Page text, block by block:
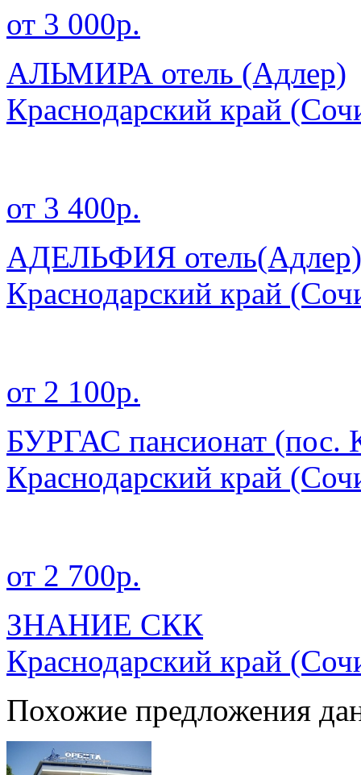
от 3 000р.
АЛЬМИРА отель (Адлер)
Краснодарский край
от 3 400р.
АДЕЛЬФИЯ отель(Адлер)
Краснодарский край
от 2 100р.
БУРГАС пансионат (пос.
Краснодарский край
от 2 700р.
ЗНАНИЕ СКК
Краснодарский край
Похожие предложения